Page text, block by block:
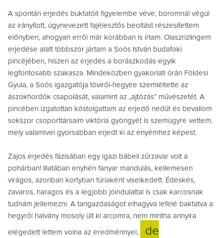
A spontán erjedés buktatóit figyelembe véve, boromnál végül
az irányított, úgynevezett fajélesztős beoltást részesítettem
előnyben, ahogyan erről már korábban is írtam. Olaszrizlingem
erjedése alatt többször jártam a Soós István budafoki
pincéjében, hiszen az erjedés a borászkodás egyik
legfontosabb szakasza. Mindeközben gyakorlati órán Földesi
Gyula, a Soós igazgatója töviről-hegyire szemléltette az
ászokhordók csapolását, valamint az „ajtózás” művészetét. A
pincében izgatottan kóstolgattam az erjedő nedűt és bevallom
sokszor csoporttársaim viktória gyöngyét is szemügyre vettem,
mely valamivel gyorsabban erjedt ki az enyémhez képest.
Zajos erjedés fázisában egy igazi bábeli zűrzavar volt a
pohárban! Illatában enyhén fanyar mandulás, kellemesen
virágos, azonban kortyban fúriaként viselkedett. Édeskés,
zavaros, haragos és a legjobb jóindulattal is csak karcosnak
tudnám jellemezni. A tangazdaságot elhagyva lefelé baktatva a
hegyről halvány mosoly ült ki arcomra, nem mintha annyira
elégedett lettem volna az eredménnyel,
de